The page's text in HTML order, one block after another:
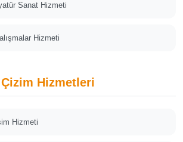
Sanat Hizmeti
Hizmeti
Hizmetleri
Hizmeti